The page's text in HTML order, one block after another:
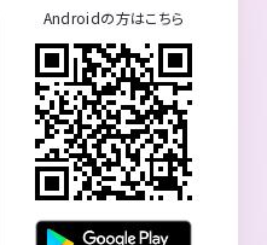
Androidの方はこちら